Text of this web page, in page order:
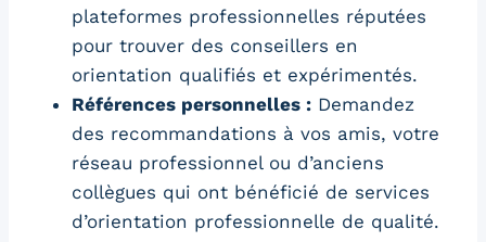
plateformes professionnelles réputées
pour trouver des conseillers en
orientation qualifiés et expérimentés.
Références personnelles : Demandez
des recommandations à vos amis, votre
réseau professionnel ou d’anciens
collègues qui ont bénéficié de services
d’orientation professionnelle de qualité.